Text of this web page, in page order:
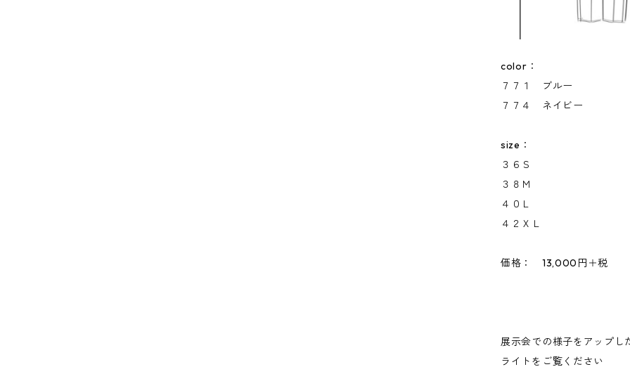
color：
７７１ ブルー
７７４ ネイビー
size：
３６Ｓ
３８Ｍ
４０Ｌ
４２ＸＬ
価格： 13,000円＋税
展示会での様子をアップし
ライトをご覧ください